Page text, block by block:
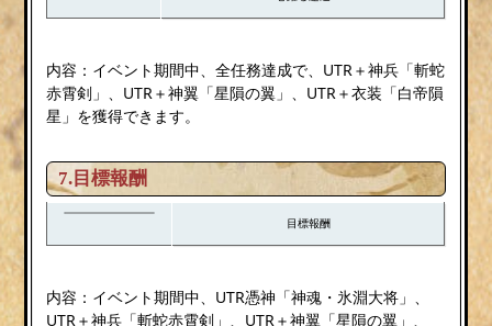
内容：イベント期間中、全任務達成で、UTR＋神兵「斬蛇
赤霄剣」、UTR＋神翼「星隕の翼」、UTR＋衣装「白帝隕
星」を獲得できます。
7.目標報酬
目標報酬
内容：イベント期間中、UTR憑神「神魂・氷淵大将」、
UTR＋神兵「斬蛇赤霄剣」、UTR＋神翼「星隕の翼」、